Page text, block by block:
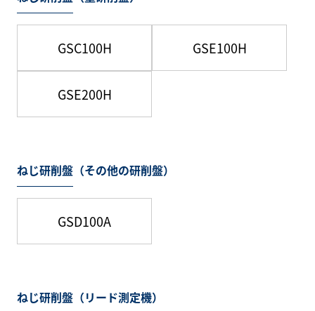
GSC100H GSE100H
GSE200H
ねじ研削盤（その他の研削盤）
GSD100A
ねじ研削盤（リード測定機）